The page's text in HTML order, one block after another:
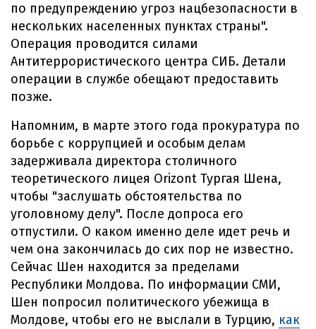
по предупреждению угроз нацбезопасности в
нескольких населенных пунктах страны".
Операция проводится силами
Антитеррористического центра СИБ. Детали
операции в службе обещают предоставить
позже.
Напомним, в марте этого года прокуратура по
борьбе с коррупцией и особым делам
задерживала директора столичного
теоретического лицея Orizont Тургая Шена,
чтобы "заслушать обстоятельства по
уголовному делу". После допроса его
отпустили. О каком именно деле идет речь и
чем она закончилась до сих пор не известно.
Сейчас Шен находится за пределами
Республики Молдова. По информации СМИ,
Шен попросил политического убежища в
Молдове, чтобы его не выслали в Турцию, как